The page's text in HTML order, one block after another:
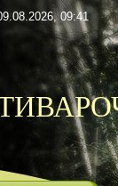
09:41